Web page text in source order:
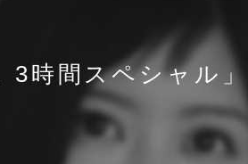
3時間スペシャル」